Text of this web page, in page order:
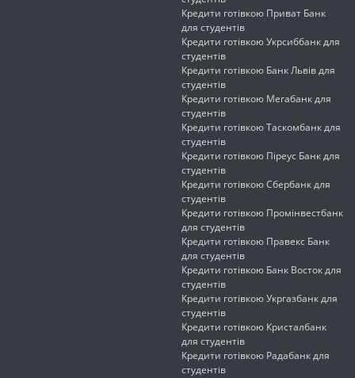
Кредити готівкою Приват Банк
для студентів
Кредити готівкою Укрсиббанк для
студентів
Кредити готівкою Банк Львів для
студентів
Кредити готівкою Мегабанк для
студентів
Кредити готівкою Таскомбанк для
студентів
Кредити готівкою Піреус Банк для
студентів
Кредити готівкою Сбербанк для
студентів
Кредити готівкою Промінвестбанк
для студентів
Кредити готівкою Правекс Банк
для студентів
Кредити готівкою Банк Восток для
студентів
Кредити готівкою Укргазбанк для
студентів
Кредити готівкою Кристалбанк
для студентів
Кредити готівкою Радабанк для
студентів